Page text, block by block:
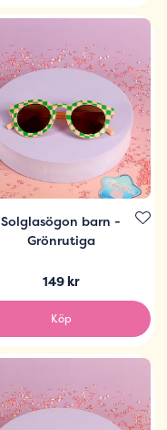
Solglasögon barn -
Grönrutiga
149 kr
Köp